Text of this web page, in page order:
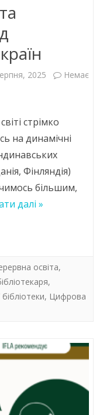
2025
Немає
стрімко
на динамічні
Фінляндія)
більшим,
далі »
освіта,
,
бібліотеки, Цифрова